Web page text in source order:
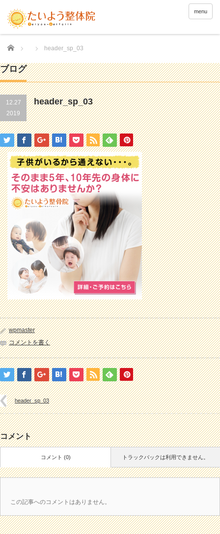
menu
Home header_sp_03
ブログ
12.27
2019
header_sp_03
wpmaster
コメントを書く
header_sp_03
コメント
トラックバックは利用できません。
コメント (0)
この記事へのコメントはありません。